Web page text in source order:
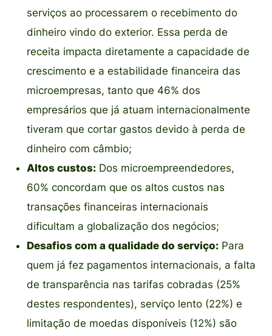
serviços ao processarem o recebimento do
dinheiro vindo do exterior. Essa perda de
receita impacta diretamente a capacidade de
crescimento e a estabilidade financeira das
microempresas, tanto que 46% dos
empresários que já atuam internacionalmente
tiveram que cortar gastos devido à perda de
dinheiro com câmbio;
Altos custos: Dos microempreendedores,
60% concordam que os altos custos nas
transações financeiras internacionais
dificultam a globalização dos negócios;
Desafios com a qualidade do serviço: Para
quem já fez pagamentos internacionais, a falta
de transparência nas tarifas cobradas (25%
destes respondentes), serviço lento (22%) e
limitação de moedas disponíveis (12%) são